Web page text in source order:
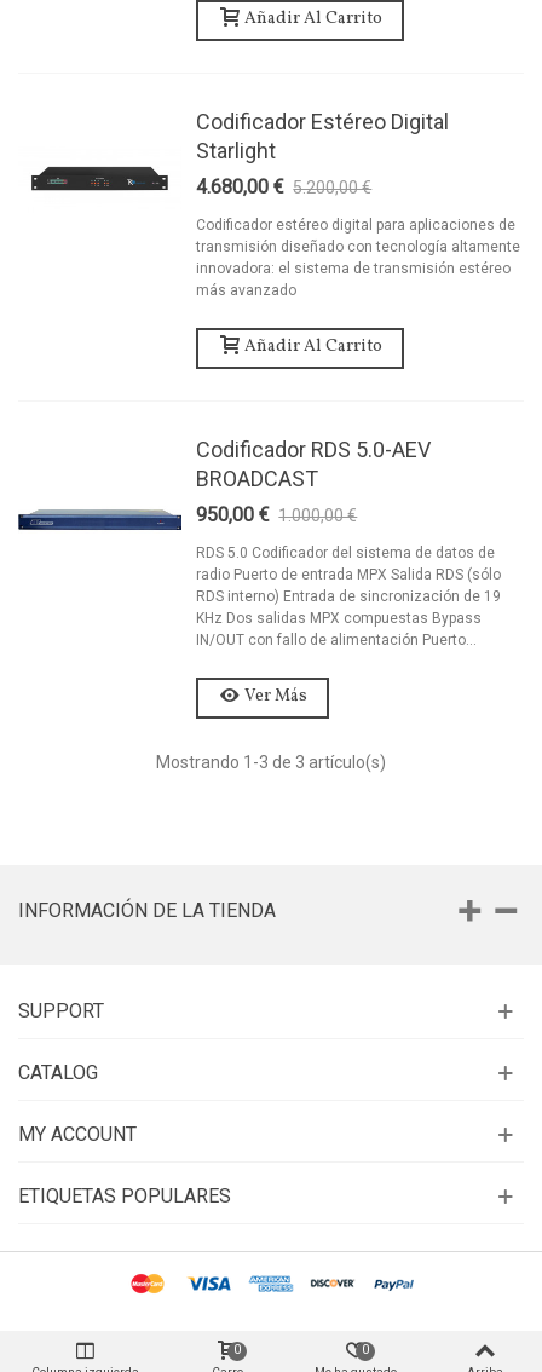
Añadir Al Carrito
Codificador Estéreo Digital
Starlight
4.680,00 € 5.200,00 €
Codificador estéreo digital para aplicaciones de
transmisión diseñado con tecnología altamente
innovadora: el sistema de transmisión estéreo
más avanzado
Añadir Al Carrito
Codificador RDS 5.0-AEV
BROADCAST
950,00 € 1.000,00 €
RDS 5.0 Codificador del sistema de datos de
radio Puerto de entrada MPX Salida RDS (sólo
RDS interno) Entrada de sincronización de 19
KHz Dos salidas MPX compuestas Bypass
IN/OUT con fallo de alimentación Puerto...
Ver Más
Mostrando 1 -3 de 3 artículo(s)
INFORMACIÓN DE LA TIENDA
SUPPORT
CATALOG
MY ACCOUNT
ETIQUETAS POPULARES
0 0